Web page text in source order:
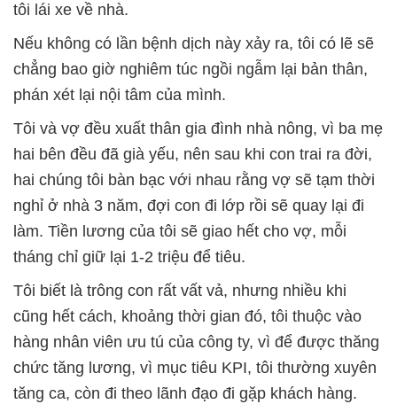
tôi lái xe về nhà.
Nếu không có lần bệnh dịch này xảy ra, tôi có lẽ sẽ
chẳng bao giờ nghiêm túc ngồi ngẫm lại bản thân,
phán xét lại nội tâm của mình.
Tôi và vợ đều xuất thân gia đình nhà nông, vì ba mẹ
hai bên đều đã già yếu, nên sau khi con trai ra đời,
hai chúng tôi bàn bạc với nhau rằng vợ sẽ tạm thời
nghỉ ở nhà 3 năm, đợi con đi lớp rồi sẽ quay lại đi
làm. Tiền lương của tôi sẽ giao hết cho vợ, mỗi
tháng chỉ giữ lại 1-2 triệu để tiêu.
Tôi biết là trông con rất vất vả, nhưng nhiều khi
cũng hết cách, khoảng thời gian đó, tôi thuộc vào
hàng nhân viên ưu tú của công ty, vì để được thăng
chức tăng lương, vì mục tiêu KPI, tôi thường xuyên
tăng ca, còn đi theo lãnh đạo đi gặp khách hàng.